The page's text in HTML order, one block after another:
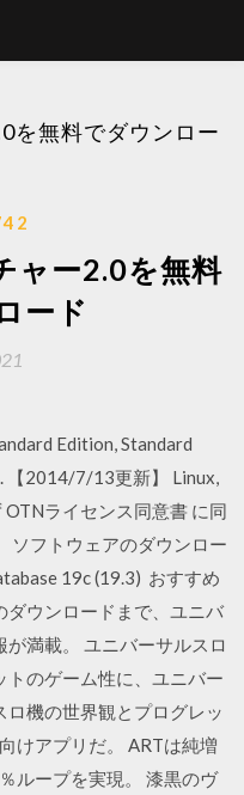
を無料でダウンロー
ャー2.0を無料
ード
Edition, Standard
【2014/7/13更新】 Linux,
ライセンス同意書 に同
ソフトウェアのダウンロー
19c (19.3) おすすめ
ダウンロードまで、ユニバ
満載。 ユニバーサルスロ
トのゲーム性に、ユニバー
機の世界観とプログレッ
けアプリだ。 ARTは純増
ループを実現。 漆黒のヴ